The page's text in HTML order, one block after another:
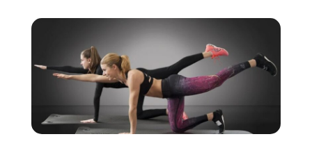
Outlook
ou
Hotmail ?